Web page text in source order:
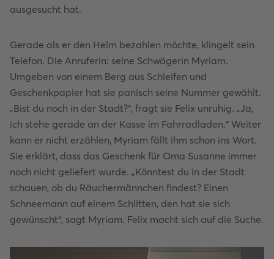
ausgesucht hat.
Gerade als er den Helm bezahlen möchte, klingelt sein
Telefon. Die Anruferin: seine Schwägerin Myriam.
Umgeben von einem Berg aus Schleifen und
Geschenkpapier hat sie panisch seine Nummer gewählt.
„Bist du noch in der Stadt?“, fragt sie Felix unruhig. „Ja,
ich stehe gerade an der Kasse im Fahrradladen.“ Weiter
kann er nicht erzählen, Myriam fällt ihm schon ins Wort.
Sie erklärt, dass das Geschenk für Oma Susanne immer
noch nicht geliefert wurde. „Könntest du in der Stadt
schauen, ob du Räuchermännchen findest? Einen
Schneemann auf einem Schlitten, den hat sie sich
gewünscht“, sagt Myriam. Felix macht sich auf die Suche.